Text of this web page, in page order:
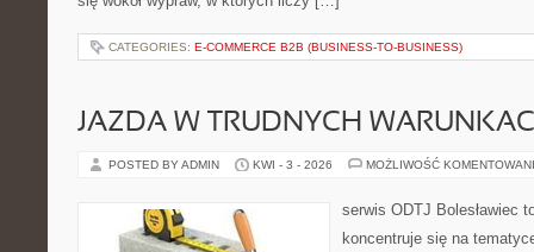
CATEGORIES: E-COMMERCE B2B (BUSINESS-TO-BUSINESS)
JAZDA W TRUDNYCH
POSTED BY ADMIN KWI - 3 - 2026 MOŻLIWOŚĆ
serwis ODTJ Bolesławiec
koncentruje się na